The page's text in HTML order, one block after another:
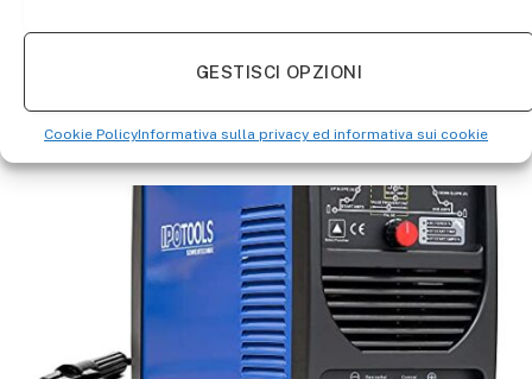
GESTISCI OPZIONI
Cookie PolicyInformativa sulla privacy ed informativa sui cookie
40cm max. Diametro rotondo Compasso Tipo
Cutter circolare circolare in vetro